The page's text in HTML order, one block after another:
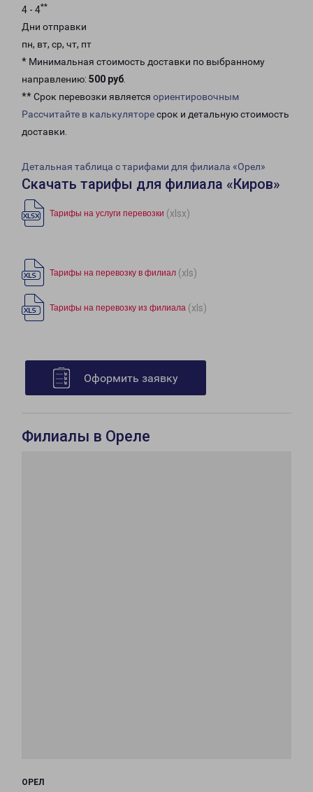
4 - 4**
Дни отправки
пн, вт, ср, чт, пт
* Минимальная стоимость доставки по выбранному
направлению: 500 руб.
** Срок перевозки является ориентировочным
Рассчитайте в калькуляторесрок и детальную стоимость
доставки.
Детальная таблица с тарифами для филиала «Орел»
Скачать тарифы для филиала «Киров»
Тарифы на услуги перевозки (xlsx)
Тарифы на перевозку в филиал (xls)
Тарифы на перевозку из филиала (xls)
Оформить заявку
Филиалы в Ореле
ОРЕЛ